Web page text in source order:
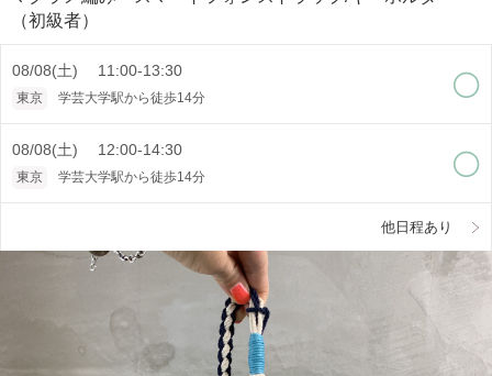
（初級者）
08/08(土) 11:00-13:30
東京 学芸大学駅から徒歩14分
08/08(土) 12:00-14:30
東京 学芸大学駅から徒歩14分
他日程あり